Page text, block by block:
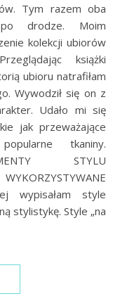
Tym razem oba
drodze. Moim
kolekcji ubiorów
książki
ubioru natrafiłam
Wywodził się on z
Udało mi się
jak przeważające
tkaniny.
STYLU
wypisałam style
stylistykę. Style „na